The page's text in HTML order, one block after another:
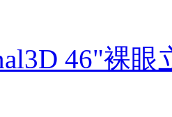
46"裸眼